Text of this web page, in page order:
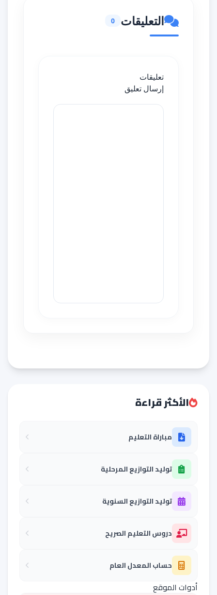
التعليقات 0
تعليقات
إرسال تعليق
الأكثر قراءة
مباراة التعليم
توليد التوازيع المرحلية
توليد التوازيع السنوية
دروس التعليم الصريح
حساب المعدل العام
أدوات الموقع